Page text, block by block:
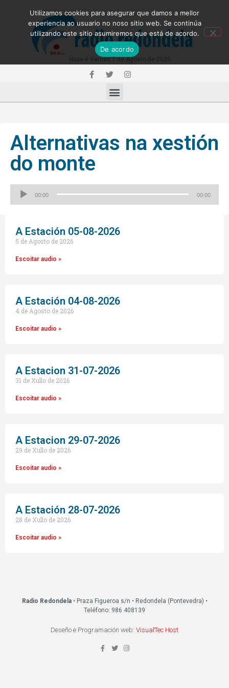
Alternativas na xestión
do monte
00:00 00:00
A Estación 05-08-2026
5 de Agosto de 2026
Escoitar audio »
A Estación 04-08-2026
4 de Agosto de 2026
Escoitar audio »
A Estacion 31-07-2026
31 de Xullo de 2026
Escoitar audio »
A Estacion 29-07-2026
29 de Xullo de 2026
Escoitar audio »
A Estación 28-07-2026
28 de Xullo de 2026
Escoitar audio »
Radio Redondela• Praza Figueroa s/n • Redondela (Pontevedra) •
Teléfono: 986 408139
Deseño e Programación web: VisualTec Host
Utilizamos cookies para asegurar que damos a mellor
experiencia ao usuario no noso sitio web. Se continúa
utilizando este sitio asumiremos que está de acordo.
De acordo